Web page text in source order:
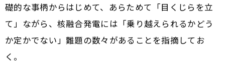
礎的な事柄からはじめて、あらためて「目くじらを立
て」ながら、核融合発電には「乗り越えられるかどう
か定かでない」難題の数々があることを指摘してお
く。